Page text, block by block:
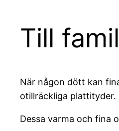
Till
När någon dött kan
otillräckliga plattityder.
Dessa varma och fina